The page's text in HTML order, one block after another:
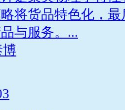
将货品特色化，
与服务。...